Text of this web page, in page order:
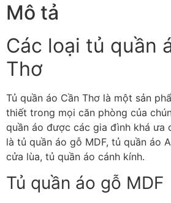
Mô tả
Các loại tủ quần
Thơ
Tủ quần áo Cần Thơ là một sản
thiết trong mọi căn phòng của
quần áo được các gia đình khá ưa
là tủ quần áo gỗ MDF, tủ quần áo
cửa lùa, tủ quần áo cánh kính.
Tủ quần áo gỗ MDF